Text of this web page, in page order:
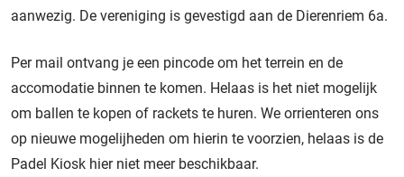
aanwezig. De vereniging is gevestigd aan de Dierenriem 6a.
Per mail ontvang je een pincode om het terrein en de
accomodatie binnen te komen. Helaas is het niet mogelijk
om ballen te kopen of rackets te huren. We orrienteren ons
op nieuwe mogelijheden om hierin te voorzien, helaas is de
Padel Kiosk hier niet meer beschikbaar.